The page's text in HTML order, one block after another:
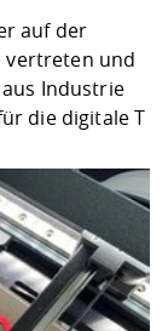
auf der
vertreten und
Industrie
die digitale T